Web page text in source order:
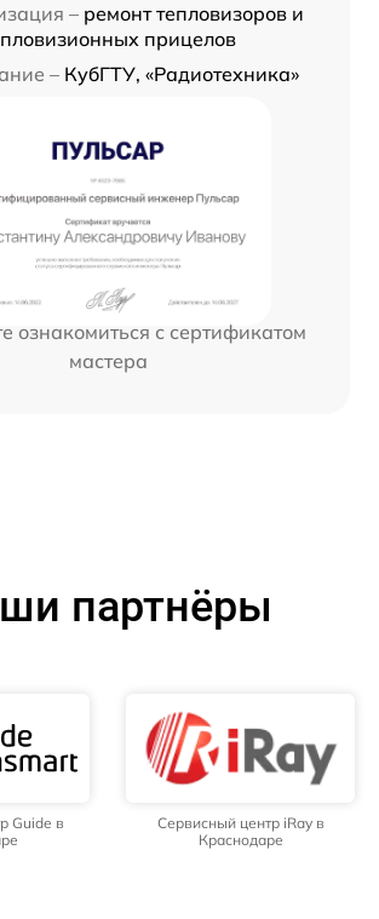
– ремонт тепловизоров и
прицелов
– КубГТУ, «Радиотехника»
ознакомиться с сертификатом
мастера
партнёры
Guide в
Сервисный центр iRay в
Краснодаре